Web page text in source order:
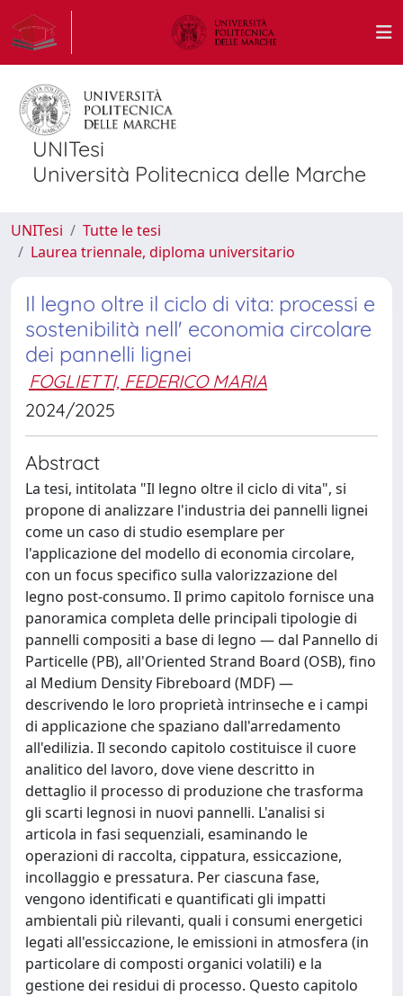
UNITesi
Università Politecnica delle Marche
UNITesi
Tutte le tesi
Laurea triennale, diploma universitario
Il legno oltre il ciclo di vita: processi e
sostenibilità nell' economia circolare
dei pannelli lignei
FOGLIETTI, FEDERICO MARIA
2024/2025
Abstract
La tesi, intitolata "Il legno oltre il ciclo di vita", si
propone di analizzare l'industria dei pannelli lignei
come un caso di studio esemplare per
l'applicazione del modello di economia circolare,
con un focus specifico sulla valorizzazione del
legno post-consumo. Il primo capitolo fornisce una
panoramica completa delle principali tipologie di
pannelli compositi a base di legno — dal Pannello di
Particelle (PB), all'Oriented Strand Board (OSB), fino
al Medium Density Fibreboard (MDF) —
descrivendo le loro proprietà intrinseche e i campi
di applicazione che spaziano dall'arredamento
all'edilizia. Il secondo capitolo costituisce il cuore
analitico del lavoro, dove viene descritto in
dettaglio il processo di produzione che trasforma
gli scarti legnosi in nuovi pannelli. L'analisi si
articola in fasi sequenziali, esaminando le
operazioni di raccolta, cippatura, essiccazione,
incollaggio e pressatura. Per ciascuna fase,
vengono identificati e quantificati gli impatti
ambientali più rilevanti, quali i consumi energetici
legati all'essiccazione, le emissioni in atmosfera (in
particolare di composti organici volatili) e la
gestione dei residui di processo. Questo capitolo